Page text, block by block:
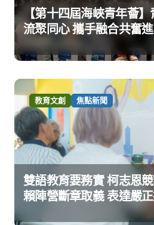
【第十四屆海峽青年薈
流聚同心 攜手融合共奮進
教育文創 焦點新聞
雙語教育要務實 柯志恩
賴陣營斷章取義 表達嚴